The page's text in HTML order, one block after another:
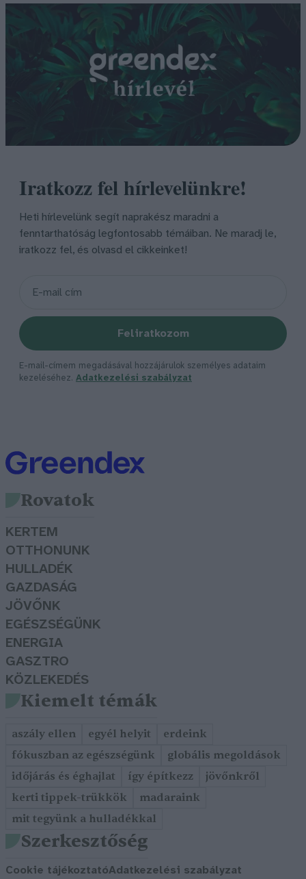
Iratkozz fel hírlevelünkre!
Heti hírlevelünk segít naprakész maradni a
fenntarthatóság legfontosabb témáiban. Ne maradj le,
iratkozz fel, és olvasd el cikkeinket!
Feliratkozom
E-mail-címem megadásával hozzájárulok személyes adataim
kezeléséhez. Adatkezelési szabályzat
Rovatok
KERTEM
OTTHONUNK
HULLADÉK
GAZDASÁG
JÖVŐNK
EGÉSZSÉGÜNK
ENERGIA
GASZTRO
KÖZLEKEDÉS
Kiemelt témák
aszály ellen egyél helyit
erdeink
fókuszban az egészségünk
globális megoldások
időjárás és éghajlat
így építkezz
jövőnkről
kerti tippek-trükkök
madaraink
mit tegyünk a hulladékkal
Szerkesztőség
Cookie tájékoztatóAdatkezelési szabályzat